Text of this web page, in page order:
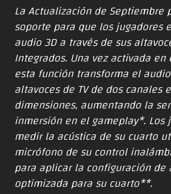
La Actualización de Septiembre
soporte para que los jugadores
audio 3D a través de sus
Integrados. Una vez activada
esta función transforma el
altavoces de TV de dos canales
dimensiones, aumentando la
inmersión en el gameplay*. Los
medir la acústica de su cuarto
micrófono de su control
para aplicar la configuración de
optimizada para su cuarto**.